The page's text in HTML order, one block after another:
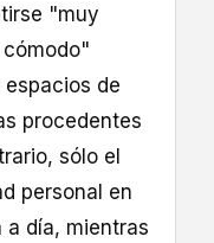
"muy
de
procedentes
sólo el
personal en
día, mientras